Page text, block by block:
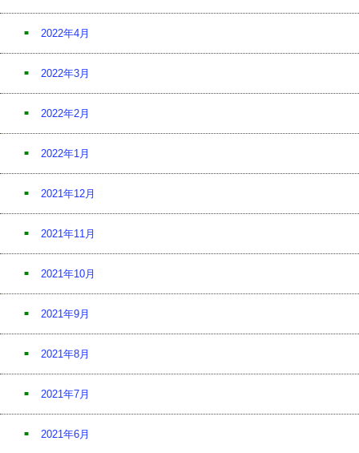
2022年4月
2022年3月
2022年2月
2022年1月
2021年12月
2021年11月
2021年10月
2021年9月
2021年8月
2021年7月
2021年6月